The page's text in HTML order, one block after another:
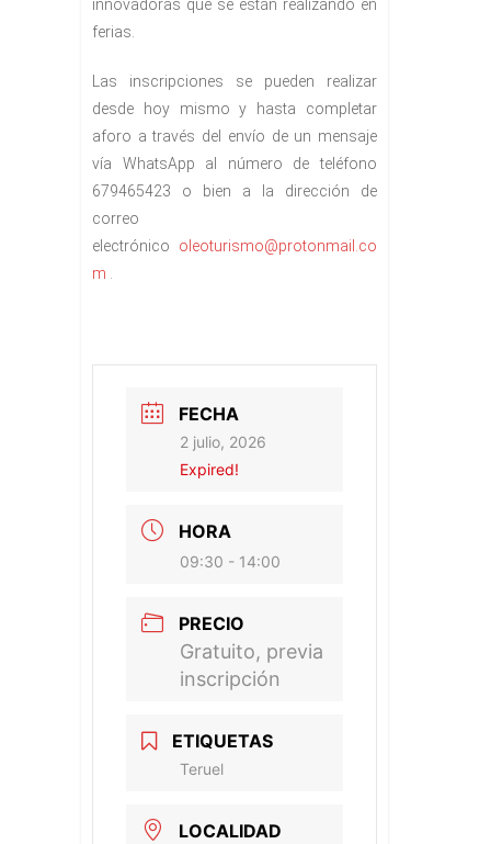
innovadoras que se están realizando en
ferias.
Las inscripciones se pueden realizar
desde hoy mismo y hasta completar
aforo a través del envío de un mensaje
vía WhatsApp al número de teléfono
679465423 o bien a la dirección de
correo
electrónico oleoturismo@protonmail.co
m
FECHA
2 julio, 2026
Expired!
HORA
09:30 - 14:00
PRECIO
Gratuito, previa
inscripción
ETIQUETAS
Teruel
LOCALIDAD